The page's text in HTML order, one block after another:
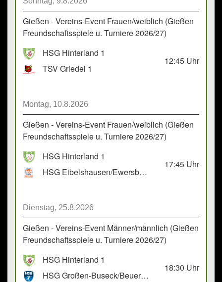
Gießen - Vereins-Event Frauen/weiblich (Gießen
Freundschaftsspiele u. Turniere 2026/27)
HSG Hinterland 1
TSV Griedel 1
12:45 Uhr
Montag, 10.8.2026
Gießen - Vereins-Event Frauen/weiblich (Gießen
Freundschaftsspiele u. Turniere 2026/27)
HSG Hinterland 1
HSG Eibelshausen/Ewersbach GbR 2
17:45 Uhr
Dienstag, 25.8.2026
Gießen - Vereins-Event Männer/männlich (Gießen
Freundschaftsspiele u. Turniere 2026/27)
HSG Hinterland 1
HSG Großen-Buseck/Beuern 1
18:30 Uhr